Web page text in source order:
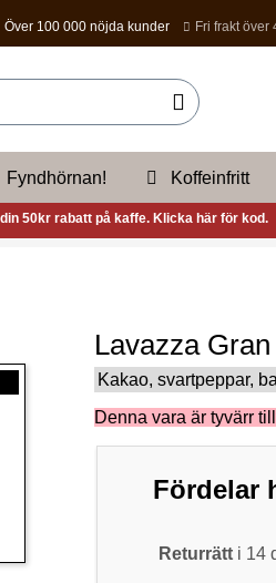
Över 100 000 nöjda kunder Fri frakt över
Fyndhörnan! Koffeinfritt
50kr rabatt på kaffe. Klicka här för kod.
Lavazza
Kakao, svartpeppar,
Denna vara är tyvärr
Fördelar
Returrätti 14